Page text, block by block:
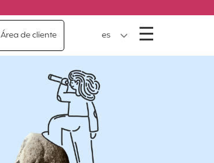
Área de cliente es ☰